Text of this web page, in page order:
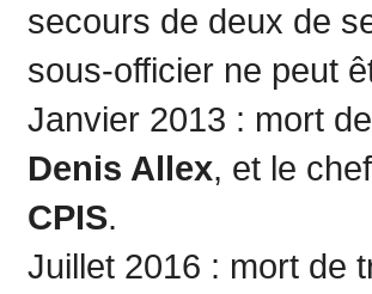
secours de deux de
sous-officier ne peut
Janvier 2013 : mort
Denis Allex, et le
CPIS.
Juillet 2016 : mort de